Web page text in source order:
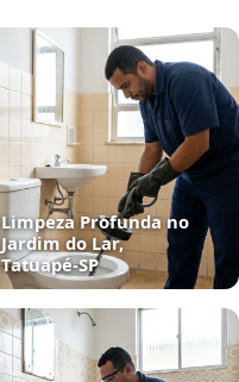
Limpeza Profunda no
Jardim do Lar,
Tatuapé‑SP